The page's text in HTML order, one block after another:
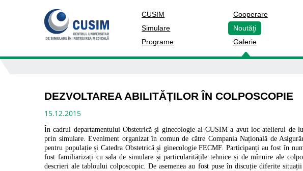
CUSIM
Simulare
Programe
Cooperare
Noutăţi
Galerie
DEZVOLTAREA ABILITĂȚILOR ÎN COLPOSCOPIE
15.12.2015
În cadrul departamentului Obstetrică și ginecologie al CUSIM a avut loc atelierul de
prin simulare. Eveniment organizat în comun de către Compania Națională de
pentru populație și Catedra Obstetrică și ginecologie FECMF. Participanți au fost în
fost familiarizați cu sala de simulare și particularitățile tehnice și de mînuire ale
descrieri ale tabloului colposcopic. De asemenea au fost puse în discuție diferite